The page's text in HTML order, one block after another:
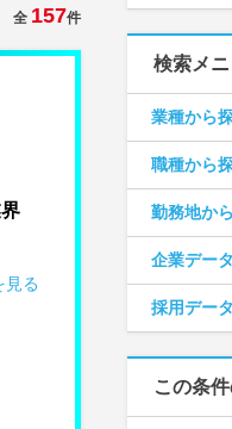
全 157件
見る
検索メ
業種から
職種から
勤務地か
企業デー
採用デー
この条